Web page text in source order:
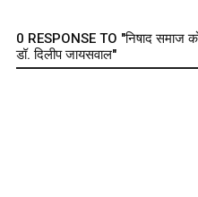
0 RESPONSE TO "निषाद समाज
डॉ. दिलीप जायसवाल"